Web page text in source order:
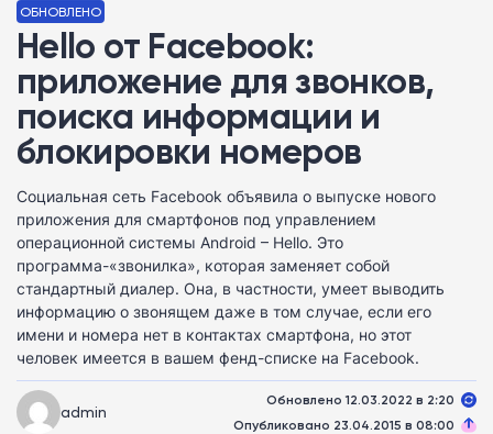
ОБНОВЛЕНО
Hello от Facebook:
приложение для звонков,
поиска информации и
блокировки номеров
Социальная сеть Facebook объявила о выпуске нового
приложения для смартфонов под управлением
операционной системы Android – Hello. Это
программа-«звонилка», которая заменяет собой
стандартный диалер. Она, в частности, умеет выводить
информацию о звонящем даже в том случае, если его
имени и номера нет в контактах смартфона, но этот
человек имеется в вашем фенд-списке на Facebook.
admin
Обновлено 12.03.2022 в 2:20
Опубликовано 23.04.2015 в 08:00